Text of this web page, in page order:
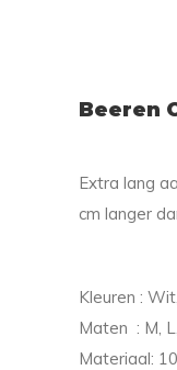
Beeren
Extra lang
cm langer
Kleuren :
Maten : M,
Materiaal: